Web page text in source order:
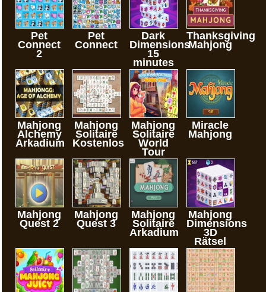
Pet
Connect
2
Pet
Connect
Dark
Dimensions
15
minutes
Thanksgiving
Mahjong
Mahjong
Alchemy
Arkadium
Mahjong
Solitaire
Kostenlos
Mahjong
Solitaire
World
Tour
Miracle
Mahjong
Mahjong
Quest 2
Mahjong
Quest 3
Mahjong
Solitaire
Arkadium
Mahjong
Dimensions
3D
Rätsel